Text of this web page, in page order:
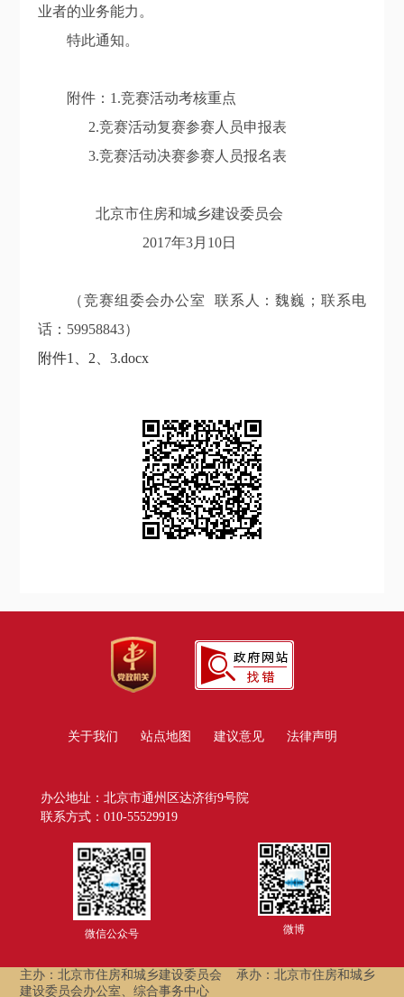
业者的业务能力。
特此通知。
附件： 1.竞赛活动考核重点
2.竞赛活动复赛参赛人员申报表
3.竞赛活动决赛参赛人员报名表
北京市住房和城乡建设委员会
2017年3月 10日
（竞赛组委会办公室
联系人：魏巍；联系电
话： 59958843）
附件1、2、3.docx
关于我们 站点地图 建议意见 法律声明
办公地址：北京市通州区达济街9号院
联系方式：010-55529919
微信公众号 微博
主办：北京市住房和城乡建设委员会
承办：北京市住房和城乡
建设委员会办公室、综合事务中心